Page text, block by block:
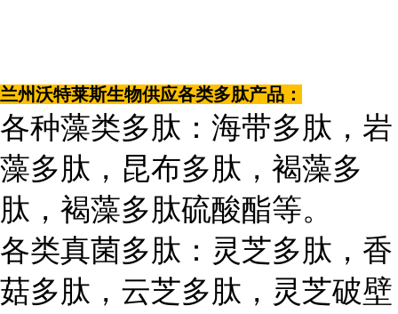
兰州沃特莱斯生物供应各类多肽产品：
各种藻类多肽：海带多肽，岩
藻多肽，昆布多肽，褐藻多
肽，褐藻多肽硫酸酯等。
各类真菌多肽：灵芝多肽，香
菇多肽，云芝多肽，灵芝破壁